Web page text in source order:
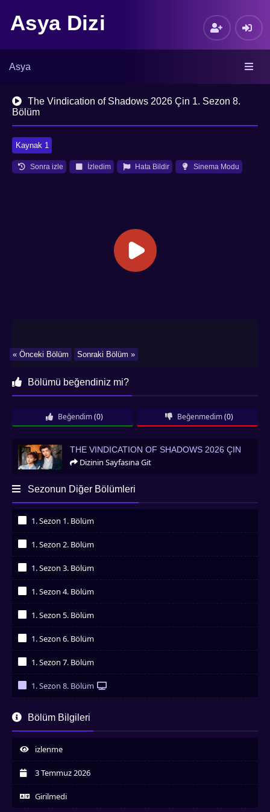
Asya Dizi
Asya
The Vindication of Shadows 2026 Çin 1. Sezon 8.
Bölüm
Kaynak 1
Sonra izle İzledim Hata Bildir Sinema Modu
Sonraki Bölüm »
« Önceki Bölüm
Bölümü beğendiniz mi?
Beğendim (0) Beğenmedim (0)
The Vindication of Shadows 2026 Çin
THE VINDICATION OF SHADOWS 2026 ÇIN
Dizinin Sayfasına Git
Sezonun Diğer Bölümleri
1. Sezon 1. Bölüm
1. Sezon 2. Bölüm
1. Sezon 3. Bölüm
1. Sezon 4. Bölüm
1. Sezon 5. Bölüm
1. Sezon 6. Bölüm
1. Sezon 7. Bölüm
1. Sezon 8. Bölüm
İzledim
İzledim
1. Sezon 10. Bölüm
İzledim
İzledim
Bölüm Bilgileri
izlenme
3 Temmuz 2026
Girilmedi